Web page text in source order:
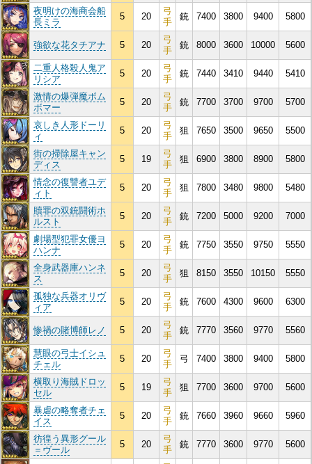
夜明けの海商会船
長ミラ
5 20
弓
手
銃 7400 3800 9400 5800
強欲な花タチアナ 5 20
弓
手
銃 8000 3600 10000 5600
二重人格殺人鬼ア
リシア
5 20
弓
手
銃 7440 3410 9440 5410
激情の爆弾魔ボム
ボマー
5 20
弓
手
銃 7700 3700 9700 5700
哀しき人形ドーリ
ィ
5 20
弓
手
狙 7650 3500 9650 5500
街の掃除屋キャン
ディス
5 19
弓
手
狙 6900 3800 8900 5800
情念の復讐者ユデ
ィト
5 20
弓
手
狙 7800 3480 9800 5480
贖罪の双銃闘術ホ
ルスト
5 20
弓
手
銃 7200 5000 9200 7000
劇場型犯罪女優ヨ
ハンナ
5 20
弓
手
銃 7750 3550 9750 5550
全身武器庫ハンネ
ス
5 20
弓
手
狙 8150 3550 10150 5550
孤独な兵器オリヴ
ィア
5 20
弓
手
銃 7600 4300 9600 6300
惨禍の賭博師レノ 5 20
弓
手
銃 7770 3560 9770 5560
慧眼の弓士イシュ
チェル
5 20
弓
手
弓 7400 3800 9400 5800
横取り海賊ドロッ
セル
5 19
弓
手
狙 7700 3600 9700 5600
暴虐の略奪者チェ
イス
5 20
弓
手
銃 7660 3960 9660 5960
彷徨う異形グール
＝ヴール
5 20
弓
手
銃 7770 3600 9770 5600